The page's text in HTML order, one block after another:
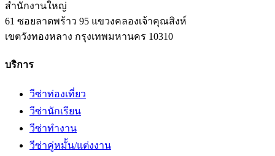
สำนักงานใหญ่
61 ซอยลาดพร้าว 95 แขวงคลองเจ้าคุณสิงห์
เขตวังทองหลาง กรุงเทพมหานคร 10310
บริการ
วีซ่าท่องเที่ยว
วีซ่านักเรียน
วีซ่าทำงาน
วีซ่าคู่หมั้น/แต่งงาน